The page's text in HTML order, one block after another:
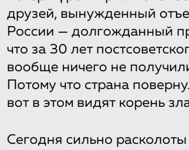
друзей, вынужденный
России — долгожданный
что за 30 лет
вообще ничего не
Потому что страна
вот в этом видят корень
Сегодня сильно